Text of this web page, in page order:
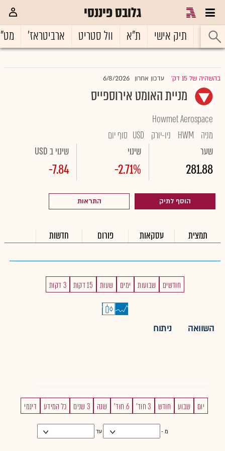
גלובס פיננסי
ראשי תיק אישי ת"א וול סטריט ארביטראז'
בהשהיה של 15 דק' עדכון אחרון 6/8/2026
מניית האומט אירוספייס
Howmet Aerospace
מניה
HWM ניו-יורק USD סוף יום
שער
281.88
שינוי
-2.71%
שינוי ב USD
-7.84
הוסף לתיק התראות
תמצית עסקאות פורום חדשות
חודשים שבועות ימים שעות 15 דקות 3 דקות
השוואה ניתוח
יום שבוע חודש 3 חוד' 6 חוד' שנה 3 שנים כל המידע דינמי
מ - עד